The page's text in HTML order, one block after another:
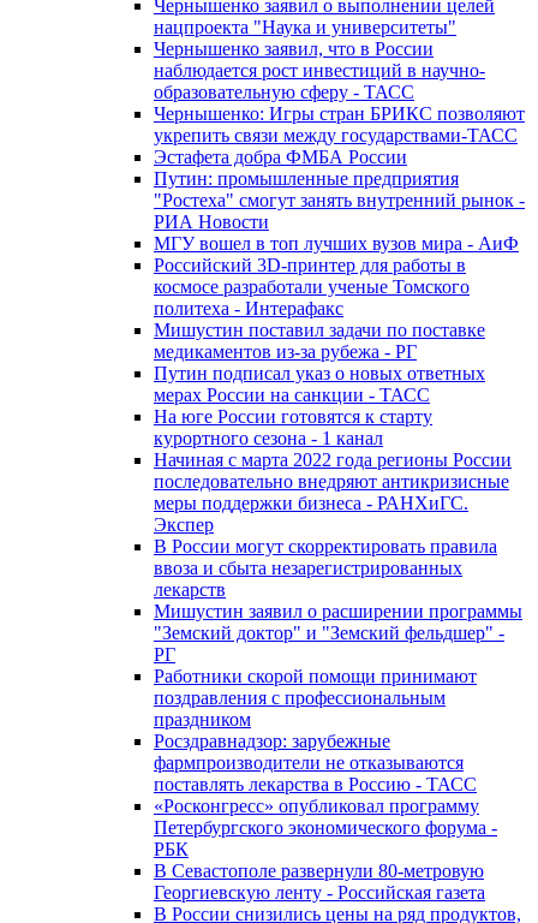
Чернышенко заявил о выполнении целей
нацпроекта "Наука и университеты"
Чернышенко заявил, что в России
наблюдается рост инвестиций в научно-
образовательную сферу - ТАСС
Чернышенко: Игры стран БРИКС позволяют
укрепить связи между государствами-ТАСС
Эстафета добра ФМБА России
Путин: промышленные предприятия
"Ростеха" смогут занять внутренний рынок -
РИА Новости
МГУ вошел в топ лучших вузов мира - АиФ
Российский 3D-принтер для работы в
космосе разработали ученые Томского
политеха - Интерафакс
Мишустин поставил задачи по поставке
медикаментов из-за рубежа - РГ
Путин подписал указ о новых ответных
мерах России на санкции - ТАСС
На юге России готовятся к старту
курортного сезона - 1 канал
Начиная с марта 2022 года регионы России
последовательно внедряют антикризисные
меры поддержки бизнеса - РАНХиГС.
Экспер
В России могут скорректировать правила
ввоза и сбыта незарегистрированных
лекарств
Мишустин заявил о расширении программы
"Земский доктор" и "Земский фельдшер" -
РГ
Работники скорой помощи принимают
поздравления с профессиональным
праздником
Росздравнадзор: зарубежные
фармпроизводители не отказываются
поставлять лекарства в Россию - ТАСС
«Росконгресс» опубликовал программу
Петербургского экономического форума -
РБК
В Севастополе развернули 80-метровую
Георгиевскую ленту - Российская газета
В России снизились цены на ряд продуктов,